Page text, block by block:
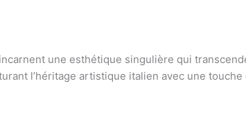
une esthétique singulière qui
l’héritage artistique italien avec une